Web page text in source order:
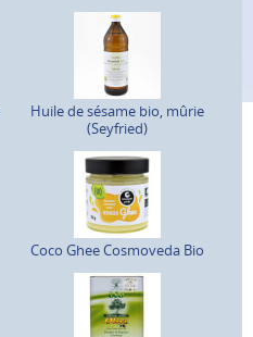
Huile de sésame bio, mûrie
(Seyfried)
Coco Ghee Cosmoveda Bio